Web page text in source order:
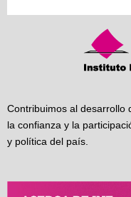
Contribuimos al desarrollo
la confianza y la
y política del país.